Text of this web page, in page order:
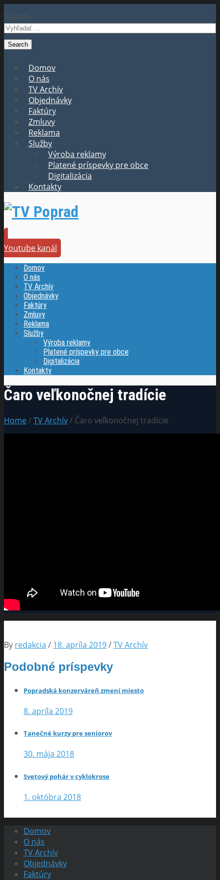
Search
Domov
O nás
TV Archív
Objednávky
Faktúry
Zmluvy
Reklama
Služby
Výroba reklamy
Platené príspevky pre obce
Digitalizácia
Kontakty
Youtube kanál
Domov
O nás
TV Archív
Objednávky
Faktúry
Zmluvy
Reklama
Služby
Výroba reklamy
Platené príspevky pre obce
Digitalizácia
Kontakty
Čaro veľkonočnej tradície
Home/TV Archív/ Čaro veľkonočnej tradície
By redakcia / 18. apríla 2019/TV Archív
Podobné príspevky
Popradská konzerváreň zmení miesto
8. apríla 2019
Tanečné kurzy pre seniorov
30. mája 2018
Svetový pohár v cyklokrose
1. októbra 2018
Domov
O nás
TV Archív
Objednávky
Faktúry